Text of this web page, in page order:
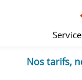
Nos tarifs,